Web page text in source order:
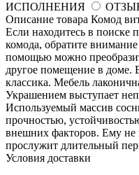
ИСПОЛНЕНИЯ
Описание товара Комод
Если находитесь в поиске
комода, обратите
помощью можно
другое помещение в доме.
классика. Мебель
Украшением выступает
Используемый массив
прочностью,
внешних факторов. Ему не
прослужит длительный
Условия доставки